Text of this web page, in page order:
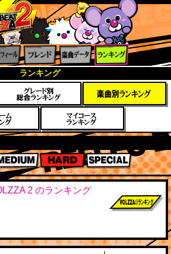
ル
フレン
ド
楽曲デ
ータ
ング
ランキング
ング
MEDIUM HARD SPECIAL
2 のランキング